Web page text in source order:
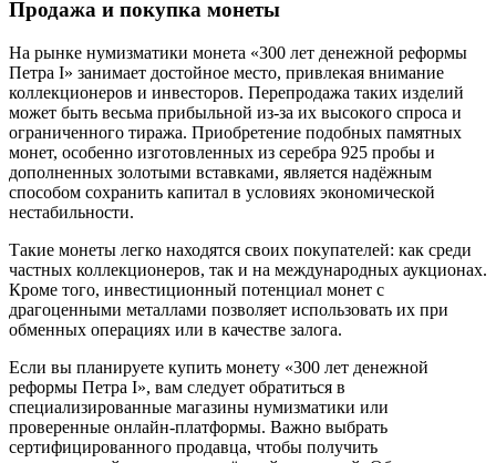
Продажа и покупка монеты
На рынке нумизматики монета «300 лет денежной реформы
Петра I» занимает достойное место, привлекая внимание
коллекционеров и инвесторов. Перепродажа таких изделий
может быть весьма прибыльной из-за их высокого спроса и
ограниченного тиража. Приобретение подобных памятных
монет, особенно изготовленных из серебра 925 пробы и
дополненных золотыми вставками, является надёжным
способом сохранить капитал в условиях экономической
нестабильности.
Такие монеты легко находятся своих покупателей: как среди
частных коллекционеров, так и на международных аукционах.
Кроме того, инвестиционный потенциал монет с
драгоценными металлами позволяет использовать их при
обменных операциях или в качестве залога.
Если вы планируете купить монету «300 лет денежной
реформы Петра I», вам следует обратиться в
специализированные магазины нумизматики или
проверенные онлайн-платформы. Важно выбрать
сертифицированного продавца, чтобы получить